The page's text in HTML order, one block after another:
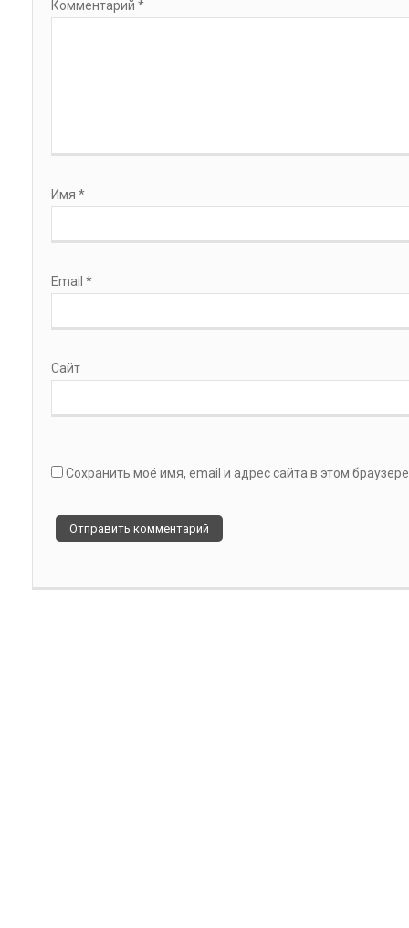
Комментарий *
Имя *
Email *
Сайт
Сохранить моё имя, email и адрес сайта в этом